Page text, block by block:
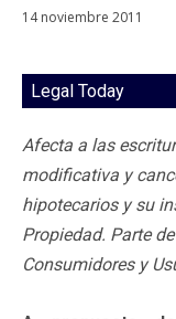
14 noviembre 2011
Legal Today
Afecta a las
modificativa y
hipotecarios y su
Propiedad. Parte
Consumidores y